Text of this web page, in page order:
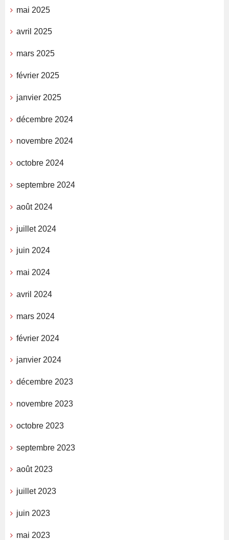
mai 2025
avril 2025
mars 2025
février 2025
janvier 2025
décembre 2024
novembre 2024
octobre 2024
septembre 2024
août 2024
juillet 2024
juin 2024
mai 2024
avril 2024
mars 2024
février 2024
janvier 2024
décembre 2023
novembre 2023
octobre 2023
septembre 2023
août 2023
juillet 2023
juin 2023
mai 2023